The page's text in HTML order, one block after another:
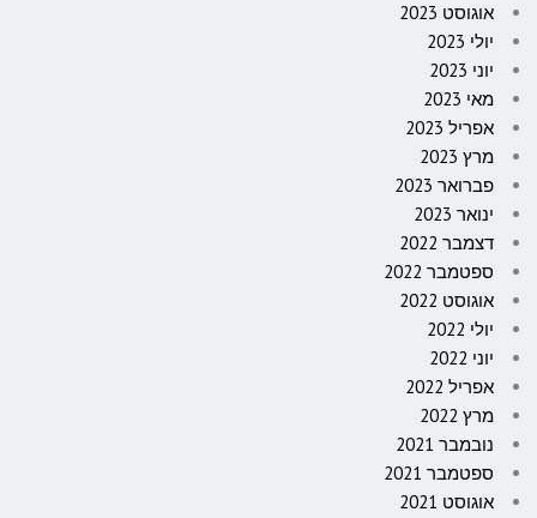
אוגוסט 2023
יולי 2023
יוני 2023
מאי 2023
אפריל 2023
מרץ 2023
פברואר 2023
ינואר 2023
דצמבר 2022
ספטמבר 2022
אוגוסט 2022
יולי 2022
יוני 2022
אפריל 2022
מרץ 2022
נובמבר 2021
ספטמבר 2021
אוגוסט 2021